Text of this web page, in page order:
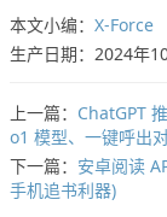
本文小编： X-Force
生产日期：2024年
上一篇： ChatGPT
o1 模型、一键呼出
下一篇： 安卓阅读
手机追书利器)